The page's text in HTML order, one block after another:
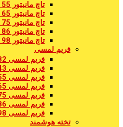
تاچ مانیتور 55 اینچ
تاچ مانیتور 65 اینچ
تاچ مانیتور 75 اینچ
تاچ مانیتور 86 اینچ
تاچ مانیتور 98 اینچ
فریم لمسی
فریم لمسی 32 اینچ
فریم لمسی 43 اینچ
فریم لمسی 55 اینچ
فریم لمسی 65 اینچ
فریم لمسی 75 اینچ
فریم لمسی 86 اینچ
فریم لمسی 98 اینچ
تخته هوشمند